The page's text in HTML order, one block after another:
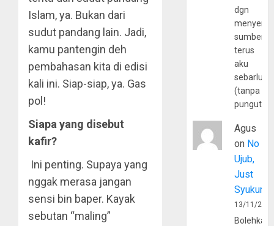
Islam, ya. Bukan dari
sudut pandang lain. Jadi,
kamu pantengin deh
pembahasan kita di edisi
kali ini. Siap-siap, ya. Gas
pol!
Siapa yang disebut
kafir?
Ini penting. Supaya yang
nggak merasa jangan
sensi bin baper. Kayak
sebutan “maling”
dgn
sumber
terus
aku
(tanpa
Agus
on No
Ujub,
Just
Syukur
13/11/
Bolehkah